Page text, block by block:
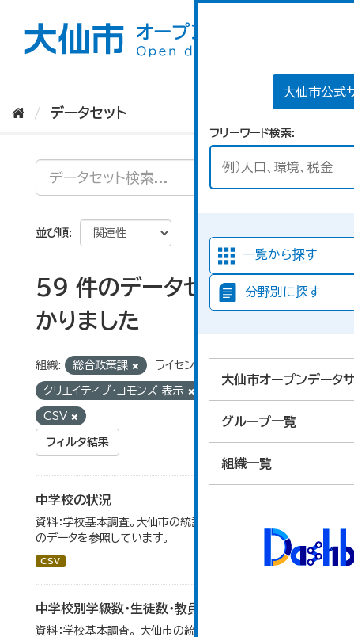
大仙市公式
フリーワード検索
一覧から探す
分野別に探す
大仙市オープンデータ
グループ一覧
組織一覧
データセット
並び順
59 件のデータセットが見つ
かりました
組織: 総合政策課 ライセンス:
クリエイティブ・コモンズ 表示
CSV
フィルタ結果
中学校の状況
資料：学校基本調査。大仙市の統計「14-5 中学校の状況」
のデータを参照しています。
CSV
中学校別学級数・生徒数・教員数
資料：学校基本調査。 大仙市の統計「14-6 中学校別学級